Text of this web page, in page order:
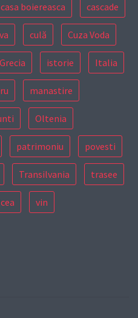
casa boiereasca cascade
culă Cuza Voda
Grecia istorie Italia
manastire
Oltenia
patrimoniu povesti
Transilvania trasee
vin